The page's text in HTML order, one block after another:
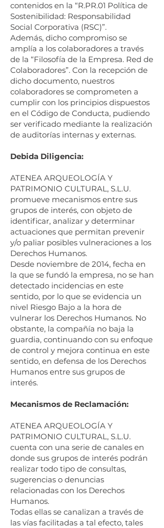
contenidos en la “R.PR.01 Política de
Sostenibilidad: Responsabilidad
Social Corporativa (RSC)”.
Además, dicho compromiso se
amplía a los colaboradores a través
de la “Filosofía de la Empresa. Red de
Colaboradores”. Con la recepción de
dicho documento, nuestros
colaboradores se comprometen a
cumplir con los principios dispuestos
en el Código de Conducta, pudiendo
ser verificado mediante la realización
de auditorías internas y externas.
Debida Diligencia:
ATENEA ARQUEOLOGÍA Y
PATRIMONIO CULTURAL, S.L.U.
promueve mecanismos entre sus
grupos de interés, con objeto de
identificar, analizar y determinar
actuaciones que permitan prevenir
y/o paliar posibles vulneraciones a los
Derechos Humanos.
Desde noviembre de 2014, fecha en
la que se fundó la empresa, no se han
detectado incidencias en este
sentido, por lo que se evidencia un
nivel Riesgo Bajo a la hora de
vulnerar los Derechos Humanos. No
obstante, la compañía no baja la
guardia, continuando con su enfoque
de control y mejora continua en este
sentido, en defensa de los Derechos
Humanos entre sus grupos de
interés.
Mecanismos de Reclamación:
ATENEA ARQUEOLOGÍA Y
PATRIMONIO CULTURAL, S.L.U.
cuenta con una serie de canales en
donde sus grupos de interés podrán
realizar todo tipo de consultas,
sugerencias o denuncias
relacionadas con los Derechos
Humanos.
Todas ellas se canalizan a través de
las vías facilitadas a tal efecto, tales